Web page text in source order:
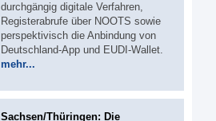
durchgängig digitale Verfahren,
Registerabrufe über NOOTS sowie
perspektivisch die Anbindung von
Deutschland-App und EUDI-Wallet.
mehr...
Sachsen/Thüringen: Die